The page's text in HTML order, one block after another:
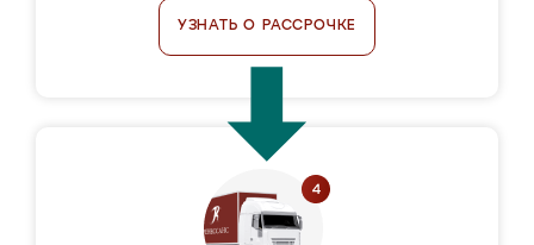
УЗНАТЬ О РАССРОЧКЕ